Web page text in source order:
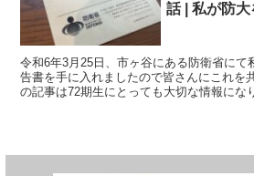
話 | 私が防
令和6年3月25日、市ヶ谷にある防衛省にて
告書を手に入れましたので皆さんにこれを
の記事は72期生にとっても大切な情報にな